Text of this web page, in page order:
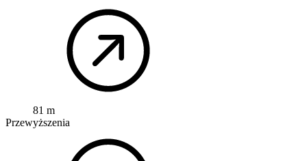
81 m
Przewyższenia